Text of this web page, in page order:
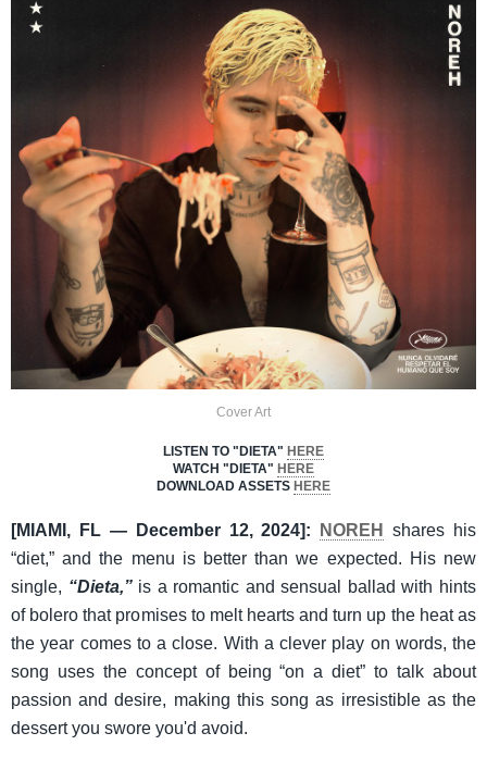
Cover Art
LISTEN TO "DIETA" HERE
WATCH "DIETA" HERE
DOWNLOAD ASSETS HERE
[MIAMI, FL — December 12, 2024]: NOREH
shares his
“diet,” and the menu is better than we expected. His new
single, “Dieta,”is a romantic and sensual ballad with hints
of bolero that promises to melt hearts and turn up the heat as
the year comes to a close. With a clever play on words, the
song uses the concept of being “on a diet” to talk about
passion and desire, making this song as irresistible as the
dessert you swore you'd avoid.